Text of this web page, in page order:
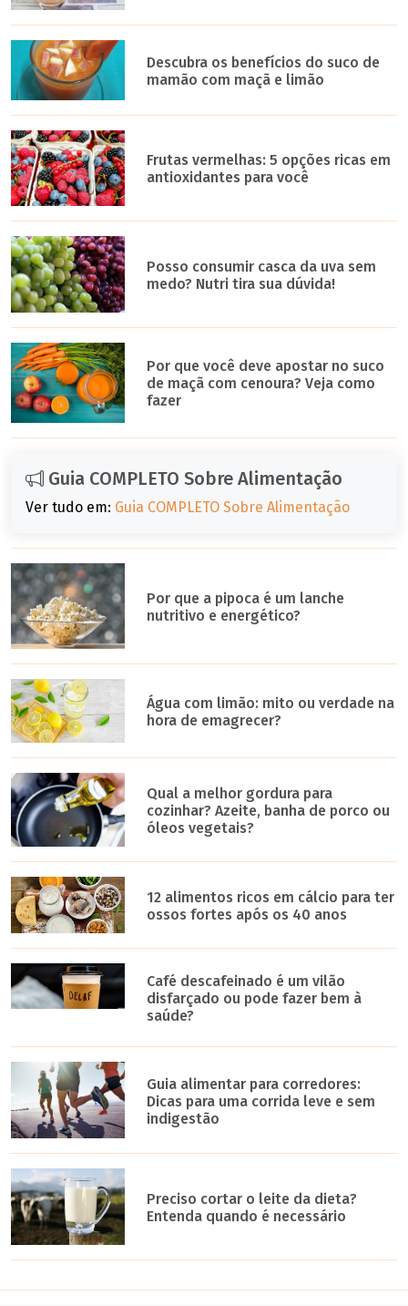
Descubra os benefícios do suco de
mamão com maçã e limão
Frutas vermelhas: 5 opções ricas em
antioxidantes para você
Posso consumir casca da uva sem
medo? Nutri tira sua dúvida!
Por que você deve apostar no suco
de maçã com cenoura? Veja como
fazer
Guia COMPLETO Sobre Alimentação
Ver tudo em: Guia COMPLETO Sobre Alimentação
Por que a pipoca é um lanche
nutritivo e energético?
Água com limão: mito ou verdade na
hora de emagrecer?
Qual a melhor gordura para
cozinhar? Azeite, banha de porco ou
óleos vegetais?
12 alimentos ricos em cálcio para ter
ossos fortes após os 40 anos
Café descafeinado é um vilão
disfarçado ou pode fazer bem à
saúde?
Guia alimentar para corredores:
Dicas para uma corrida leve e sem
indigestão
Preciso cortar o leite da dieta?
Entenda quando é necessário